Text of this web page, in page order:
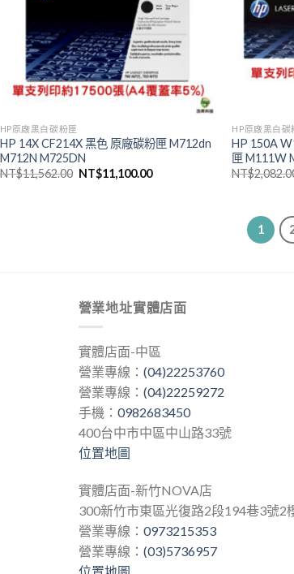
HP原廠黑白碳粉匣
HP 14X CF214X 黑色 原廠碳粉匣 M712dn
M712N M725DN
NT$11,562.00 原
NT$11,100.00目
HP原廠黑白碳
HP 150A
匣 M111W
NT$
1
營業地址實體店面
實體店面-中區
營業專線： (04)22253760
營業專線： (04)22259272
手機： 0982683450
400台中市中區中山路33號
位置地圖
實體店面-新竹NOVA店
300新竹市東區光復路2段194巷3號2
營業專線： 0973215353
營業專線： (03)5736957